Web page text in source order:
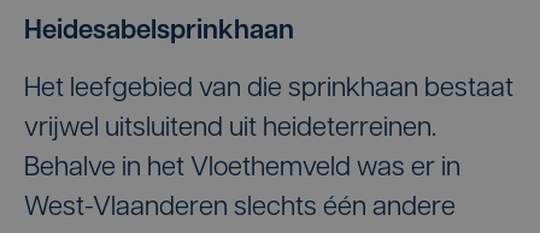
Heidesabelsprinkhaan
Het leefgebied van die sprinkhaan bestaat
vrijwel uitsluitend uit heideterreinen.
Behalve in het Vloethemveld was er in
West-Vlaanderen slechts één andere